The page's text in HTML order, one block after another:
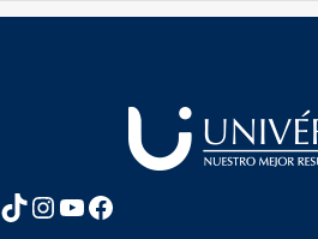
TikTok InstagramYouTube Facebook